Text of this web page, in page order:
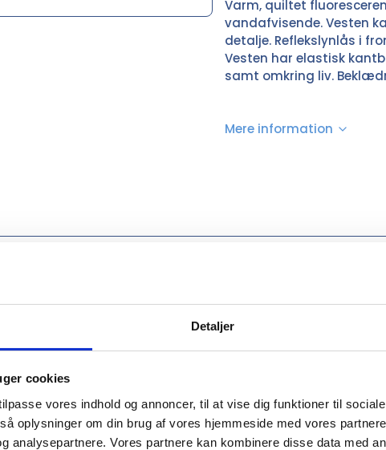
Detaljer
cookies
vores indhold og annoncer, til at vise dig funktioner til
oplysninger om din brug af vores hjemmeside med vores
analysepartnere. Vores partnere kan kombinere disse data med
Varm, quiltet
vandafvisende. Vesten
detalje. Reflekslynlås i
Vesten har elastisk
samt omkring liv.
Mere information
XS, S, M, L, XL, 2XL, 3XL, 4XL, 5XL, 6XL
F. Engel
Polyester